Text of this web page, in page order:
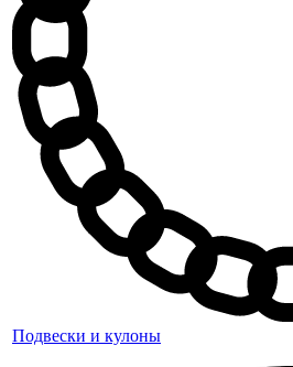
Подвески и кулоны